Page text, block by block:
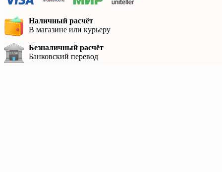
Наличный расчёт
В магазине или курьеру
Безналичный расчёт
Банковский перевод